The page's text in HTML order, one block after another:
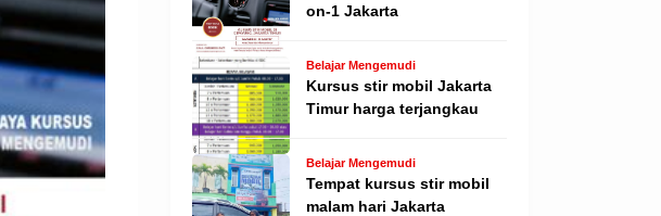
on-1 Jakarta
Belajar Mengemudi
Kursus stir mobil Jakarta
Timur harga terjangkau
Belajar Mengemudi
Tempat kursus stir mobil
malam hari Jakarta